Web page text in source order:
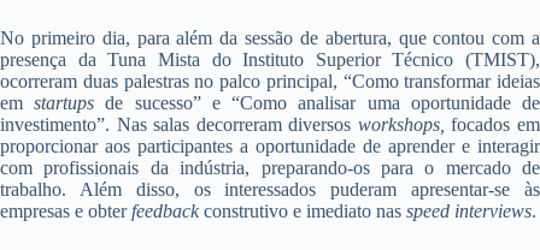
No primeiro dia, para além da sessão de abertura, que contou com a
presença da Tuna Mista do Instituto Superior Técnico (TMIST),
ocorreram duas palestras no palco principal, “Como transformar ideias
emstartupsde sucesso” e “Como analisar uma oportunidade de
investimento”. Nas salas decorreram diversos workshops, focados em
proporcionar aos participantes a oportunidade de aprender e interagir
com profissionais da indústria, preparando-os para o mercado de
trabalho. Além disso, os interessados puderam apresentar-se às
empresas e obterfeedback construtivo e imediato nas speed interviews.